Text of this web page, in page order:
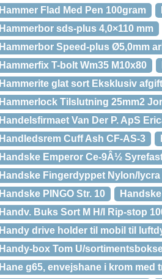
Hammer Flad Med Pen 100gram
Hammerbor sds-plus 4,0×110 mm
Hammerbor Speed-plus Ø5,0mm
Hammerfix T-bolt Wm35 M10x80
Hammerite glat sort Eksklusiv
Hammerlock Tilslutning 25mm2
Handelsfirmaet Van Der P. ApS
Handledsrem Cuff Ash CF-AS-3
Handske Emperor Ce-9Â½
Handske Fingerdyppet Nylon/lycra
Handske PINGO Str. 10
Handv. Buks Sort M H/l Rip-stop
Handy drive holder til mobil til
Handy-box Tom U/
Hane g65, envejshane i krom med